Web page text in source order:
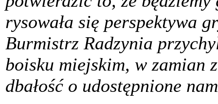
rysowała się perspektywa
Burmistrz Radzynia
boisku miejskim, w zamian
dbałość o udostępnione